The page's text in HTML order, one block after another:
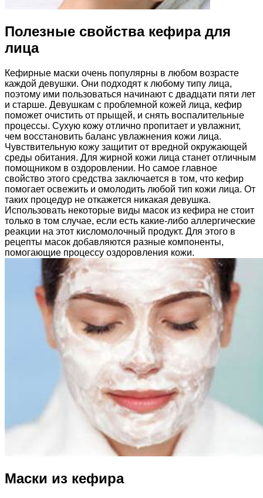
Полезные свойства кефира для
лица
Кефирные маски очень популярны в любом возрасте
каждой девушки. Они подходят к любому типу лица,
поэтому ими пользоваться начинают с двадцати пяти лет
и старше. Девушкам с проблемной кожей лица, кефир
поможет очистить от прыщей, и снять воспалительные
процессы. Сухую кожу отлично пропитает и увлажнит,
чем восстановить баланс увлажнения кожи лица.
Чувствительную кожу защитит от вредной окружающей
среды обитания. Для жирной кожи лица станет отличным
помощником в оздоровлении. Но самое главное
свойство этого средства заключается в том, что кефир
помогает освежить и омолодить любой тип кожи лица. От
таких процедур не откажется никакая девушка.
Использовать некоторые виды масок из кефира не стоит
только в том случае, если есть какие-либо аллергические
реакции на этот кисломолочный продукт. Для этого в
рецепты масок добавляются разные компоненты,
помогающие процессу оздоровления кожи.
Маски из кефира